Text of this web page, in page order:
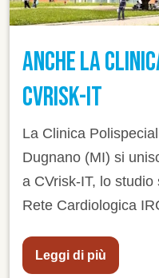
ANCHE LA
CVRISK-IT
La Clinica
Dugnano (MI) si
a CVrisk-IT, lo
Rete Cardiologica
malattie
Leggi di più